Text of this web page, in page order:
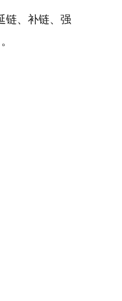
链、补链、强